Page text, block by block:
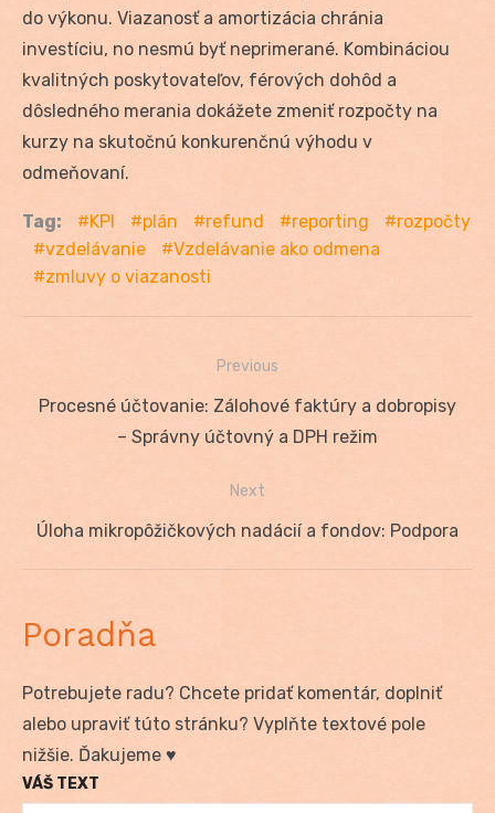
do výkonu. Viazanosť a amortizácia chránia
investíciu, no nesmú byť neprimerané. Kombináciou
kvalitných poskytovateľov, férových dohôd a
dôsledného merania dokážete zmeniť rozpočty na
kurzy na skutočnú konkurenčnú výhodu v
odmeňovaní.
Tag: KPI plán refund reporting
rozpočty
vzdelávanie
Vzdelávanie ako odmena
zmluvy o viazanosti
Navigácia
Previous
Previous
Procesné účtovanie: Zálohové faktúry a dobropisy
– Správny účtovný a DPH režim
Next
Next
Úloha mikropôžičkových nadácií a fondov: Podpora
Poradňa
Potrebujete radu? Chcete pridať komentár, doplniť
alebo upraviť túto stránku? Vyplňte textové pole
nižšie. Ďakujeme ♥
VÁŠ TEXT